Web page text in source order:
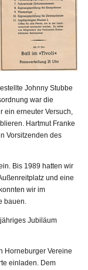
Johnny Stubbe
war die
ein erneuter Versuch,
Hartmut Franke
Vorsitzenden des
Bis 1989 hatten wir
und eine
wir im
bauen.
Jubiläum
Horneburger Vereine
einladen. Dem